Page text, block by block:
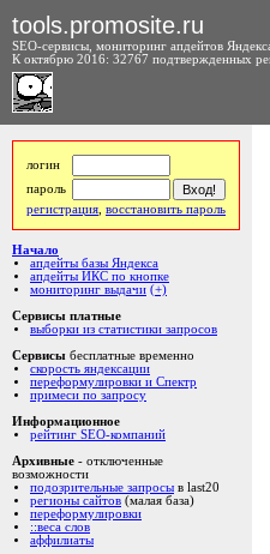
tools.promosite.ru
SEO-сервисы, мониторинг апдейтов
К октябрю 2016: 32767 подтвержденных
логин
пароль
регистрация восстановить пароль
Начало
апдейты базы Яндекса
апдейты ИКС по кнопке
мониторинг выдачи (+)
Сервисы платные
выборки из статистики запросов
Сервисы бесплатные временно
скорость яндексации
переформулировки и Спектр
примеси по запросу
Информационное
рейтинг SEO-компаний
Архивные - отключенные
возможности
подозрительные запросы в last20
регионы сайтов (малая база)
переформулировки
::веса слов
аффилиаты